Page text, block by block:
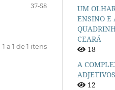
37-58
1 a 1 de 1 itens
UM
ENSINO E
CEARÁ
18
A
12